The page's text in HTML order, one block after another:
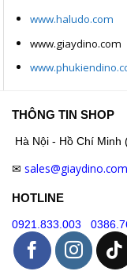
www.haludo.com
www.giaydino.com
THÔNG TIN SHOP
Hà Nội - Hồ Chí
✉ sales@giaydino.com
HOTLINE
0921.833.003